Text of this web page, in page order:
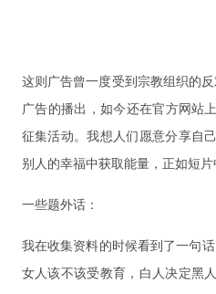
这则广告曾一度受到宗教组织的反
广告的播出，如今还在官方网站
征集活动。我想人们愿意分享自
别人的幸福中获取能量，正如短片
一些题外话：
我在收集资料的时候看到了一句
女人该不该受教育，白人决定黑